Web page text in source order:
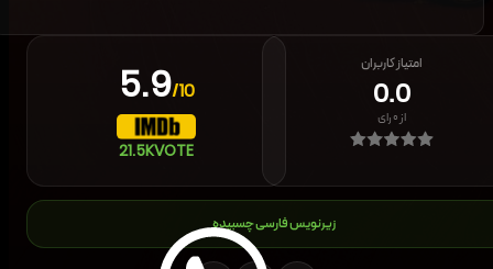
5.9/10
21.5KVOTE
امتیاز کاربران
0.0
از۰رای
زیرنویس فارسی چسبیده